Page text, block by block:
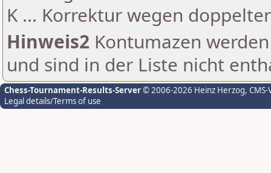
K ... Korrektur wegen
Hinweis2 Kontumazen
und sind in der Liste nicht
Chess-Tournament-Results-Server© 2006-2026 Heinz Herzog,
Legal details/Terms of use